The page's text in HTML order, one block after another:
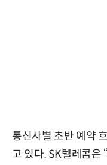
통신사별 초반 예약
고 있다. SK텔레콤은